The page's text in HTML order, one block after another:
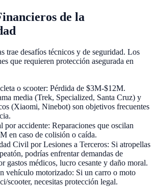
de la
trae desafíos técnicos y de seguridad. Los
que requieren protección asegurada en
o scooter: Pérdida de $3M-$12M.
media (Trek, Specialized, Santa Cruz) y
(Xiaomi, Ninebot) son objetivos frecuentes
por accidente: Reparaciones que oscilan
en caso de colisión o caída.
Civil por Lesiones a Terceros: Si atropellas
podrías enfrentar demandas de
gastos médicos, lucro cesante y daño moral.
vehículo motorizado: Si un carro o moto
scooter, necesitas protección legal.